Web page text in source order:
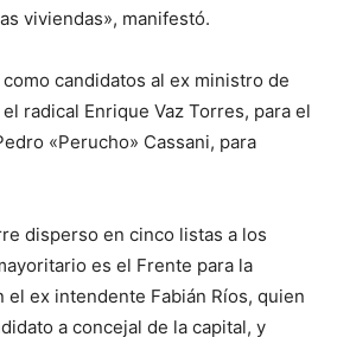
viviendas», manifestó.
candidatos al ex ministro de
radical Enrique Vaz Torres, para el
«Perucho» Cassani, para
disperso en cinco listas a los
es el Frente para la
ex intendente Fabián Ríos, quien
a concejal de la capital, y